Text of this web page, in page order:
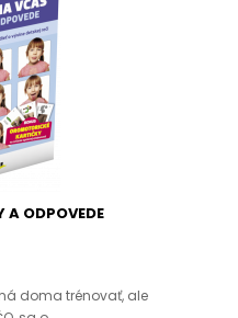
A ODPOVEDE
doma trénovať, ale